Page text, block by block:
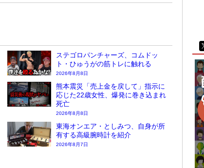
ステゴロパンチャーズ、コムドッ
ト・ひゅうがの筋トレに触れる
2026年8月8日
熊本震災「売上金を戻して」指示に
応じた22歳女性、爆発に巻き込まれ
死亡
2026年8月8日
東海オンエア・としみつ、自身が所
有する高級腕時計を紹介
2026年8月7日